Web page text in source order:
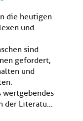
die heutigen
und
sind
gefordert,
und
der Literatu...